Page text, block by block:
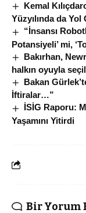
Kemal
Yüzyılında da
“İnsansı
Potansiyeli’ mi,
Bakırhan,
halkın oyuyla
Bakan
İftiralar…”
İSİG Raporu:
Yaşamını Yitirdi
Bir Yorum